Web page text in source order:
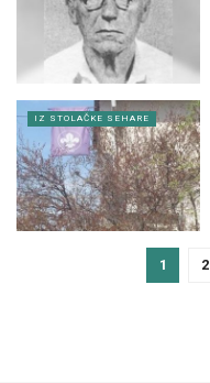
IZ STOLAČKE SEHARE
1 2